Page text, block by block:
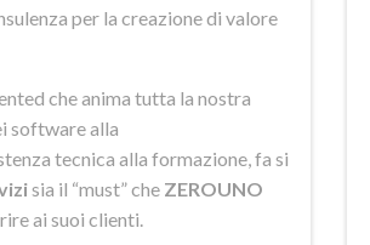
per la creazione di valore
che anima tutta la nostra
software alla
tecnica alla formazione, fa si
sia il “must” che ZEROUNO
ai suoi clienti.